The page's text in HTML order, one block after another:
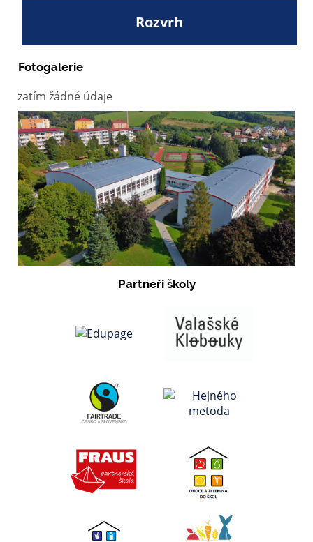
Rozvrh
Fotogalerie
zatím žádné údaje
Partneři školy